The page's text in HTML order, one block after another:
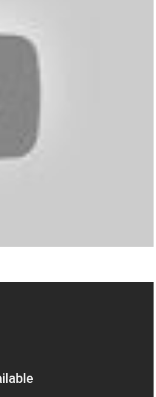
dan Penyimpangan dalam
Syiah dalam Menyikapi
dan Konsep Imamah yang Tidak
dan Ketidakkonsistenan dalam
dan Kedustaan tentang Hak
dan Ketidakbenaran Ajarannya
dan Kedustaan tentang
dan Penggunaan Ayat Al-Qur'an
Besar Syiah dalam
dan Kebencian terhadap